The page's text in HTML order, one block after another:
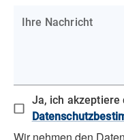
Ihre Nachricht
Ja, ich akzeptiere